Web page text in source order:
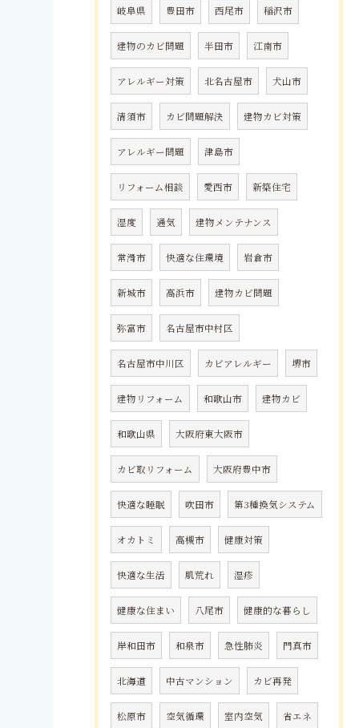
岐阜県 豊田市 西尾市 稲沢市
建物のカビ問題 半田市 江南市
アレルギー対策 北名古屋市 犬山市
清須市 カビ問題解決 建物カビ対策
アレルギー問題 津島市
リフォーム相談 愛西市 新築住宅
湿度 通気 建物メンテナンス
常滑市 快適な住環境 岩倉市
新城市 高浜市 建物カビ問題
弥富市 名古屋市中村区
名古屋市中川区 カビアレルギー 堺市
建物リフォーム 和歌山市 建物カビ
和歌山県 大阪府東大阪市
カビ取リフォーム 大阪府豊中市
快適な睡眠 吹田市 第3種換気システム
オカトミ 高槻市 健康対策
快適な生活 肌荒れ 湿疹
健康な住まい 八尾市 健康的な暮らし
岸和田市 和泉市 急性肺炎 門真市
北海道 中古マンション カビ再発
松原市 空気循環 室内空気 省エネ